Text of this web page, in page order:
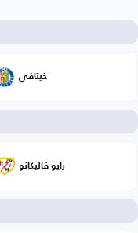
خيتافي
رايو فاليكانو